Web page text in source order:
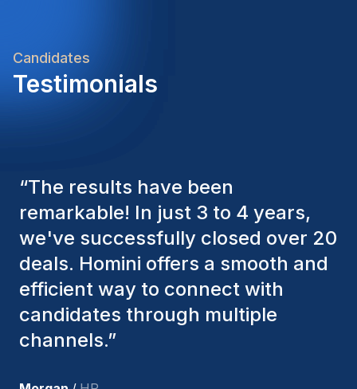
Candidates
Testimonials
“The Homini consultants have
consistently considered various
factors to ensure they present the
best candidates. The individuals
we've hired are still with us, and
I’m truly pleased with the new
team members.